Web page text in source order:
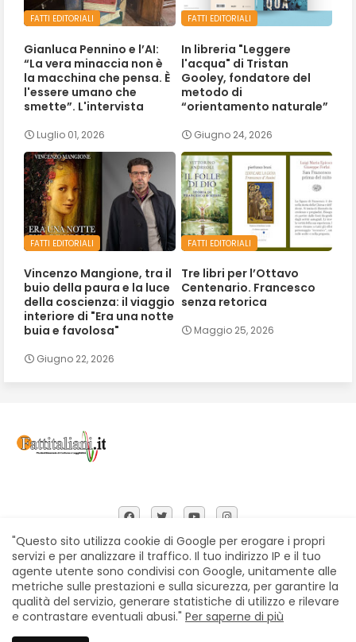
FATTI EDITORIALI
Gianluca Pennino e l’AI:
“La vera minaccia non è
la macchina che pensa. È
l'essere umano che
smette”. L'intervista
Luglio 01, 2026
FATTI EDITORIALI
In libreria "Leggere
l'acqua" di Tristan
Gooley, fondatore del
metodo di
“orientamento naturale”
Giugno 24, 2026
FATTI EDITORIALI
Vincenzo Mangione, tra il
buio della paura e la luce
della coscienza: il viaggio
interiore di "Era una notte
buia e favolosa"
Giugno 22, 2026
FATTI EDITORIALI
Tre libri per l’Ottavo
Centenario. Francesco
senza retorica
Maggio 25, 2026
Home Chi siamo Contatti
Privacy Policy
Segnalazioni
All Right Reserved Copyright © Fattitaliani
"Questo sito utilizza cookie di Google per erogare i propri
servizi e per analizzare il traffico. Il tuo indirizzo IP e il tuo
agente utente sono condivisi con Google, unitamente alle
metriche sulle prestazioni e sulla sicurezza, per garantire la
qualità del servizio, generare statistiche di utilizzo e rilevare
e contrastare eventuali abusi." Per saperne di più